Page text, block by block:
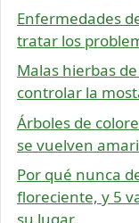
Enfermedades
tratar los
Malas hierbas
controlar la
Árboles de
se vuelven
Por qué nunca
floreciente, y 5